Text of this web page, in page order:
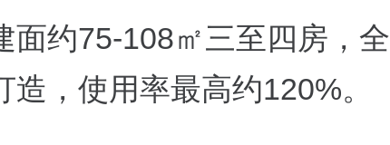
面约75-108㎡三至四房，全
，使用率最高约120%。